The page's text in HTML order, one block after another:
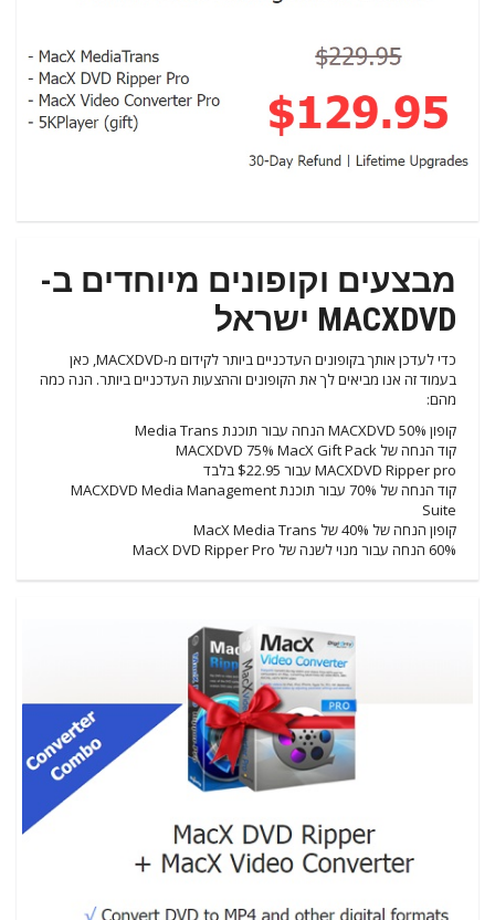
מבצעים וקופונים מיוחדים ב-
MACXDVD ישראל
כדי לעדכן אותך בקופונים העדכניים ביותר לקידום מ-MACXDVD, כאן
בעמוד זה אנו מביאים לך את הקופונים וההצעות העדכניים ביותר. הנה כמה
מהם:
קופון MACXDVD 50% הנחה עבור תוכנת Media Trans
קוד הנחה של MACXDVD 75% MacX Gift Pack
MACXDVD Ripper pro עבור $22.95 בלבד
קוד הנחה של 70% עבור תוכנת MACXDVD Media Management
Suite
קופון הנחה של 40% של MacX Media Trans
60% הנחה עבור מנוי לשנה של MacX DVD Ripper Pro